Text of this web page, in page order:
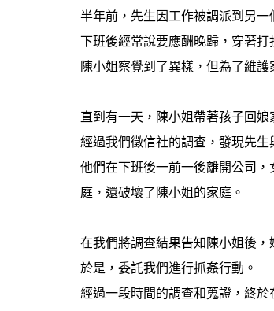
半年前，先生因工作被調派到另
下班後經常說要應酬晚歸，穿著
陳小姐察覺到了異樣，但為了維
直到有一天，陳小姐帶著孩子回
經過我們徵信社的調查，發現先生
他們在下班後一前一後離開公司
庭，還破壞了陳小姐的家庭。
在我們將調查結果告知陳小姐後
於是，委託我們進行抓姦行動。
經過一段時間的調查和蒐證，終